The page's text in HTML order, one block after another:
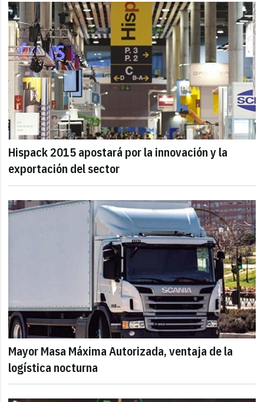
Hispack 2015 apostará por la innovación y la
exportación del sector
Mayor Masa Máxima Autorizada, ventaja de la
logística nocturna